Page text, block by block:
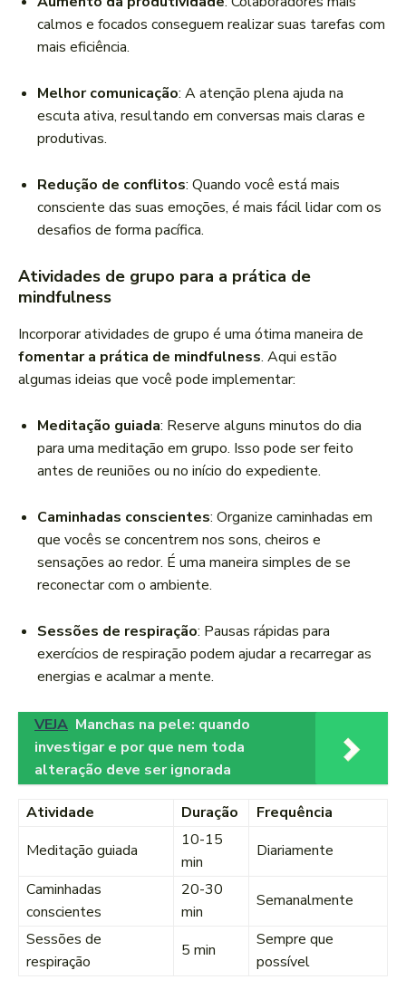
calmos e focados conseguem realizar suas tarefas com
mais eficiência.
Melhor comunicação: A atenção plena ajuda na
escuta ativa, resultando em conversas mais claras e
produtivas.
Redução de conflitos: Quando você está mais
consciente das suas emoções, é mais fácil lidar com os
desafios de forma pacífica.
Atividades de grupo para a prática de
mindfulness
Incorporar atividades de grupo é uma ótima maneira de
fomentar a prática de mindfulness. Aqui estão
algumas ideias que você pode implementar:
Meditação guiada: Reserve alguns minutos do dia
para uma meditação em grupo. Isso pode ser feito
antes de reuniões ou no início do expediente.
Caminhadas conscientes: Organize caminhadas em
que vocês se concentrem nos sons, cheiros e
sensações ao redor. É uma maneira simples de se
reconectar com o ambiente.
Sessões de respiração: Pausas rápidas para
exercícios de respiração podem ajudar a recarregar as
energias e acalmar a mente.
VEJA Manchas na pele: quando
investigar e por que nem toda
alteração deve ser ignorada
Atividade Duração
Frequência
Meditação guiada
10-15
min
Diariamente
Caminhadas
conscientes
20-30
min
Semanalmente
Sessões de
respiração
5 min
Sempre que
possível